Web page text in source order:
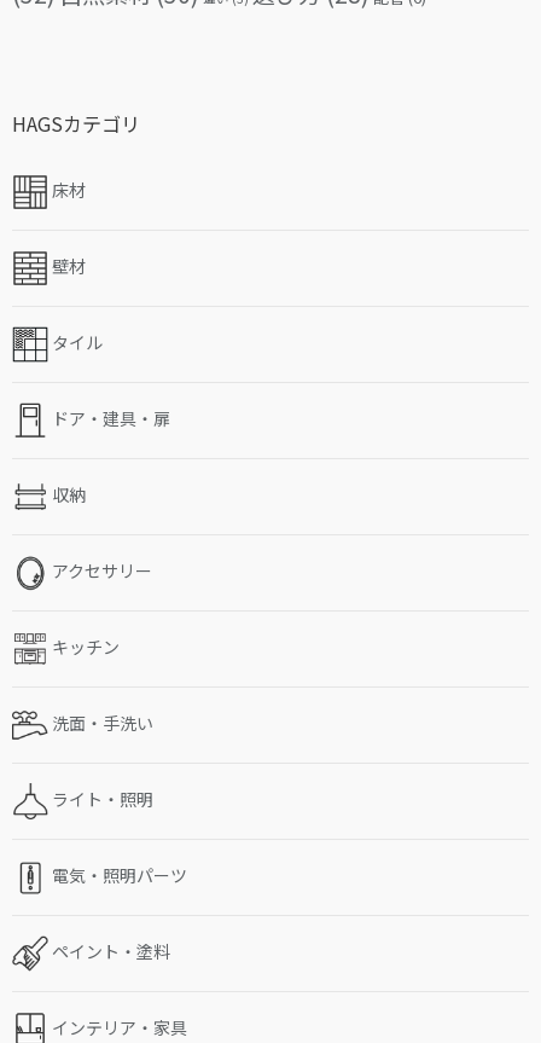
HAGSカテゴリ
床材
壁材
タイル
ドア・建具・扉
収納
アクセサリー
キッチン
洗面・手洗い
ライト・照明
電気・照明パーツ
ペイント・塗料
インテリア・家具